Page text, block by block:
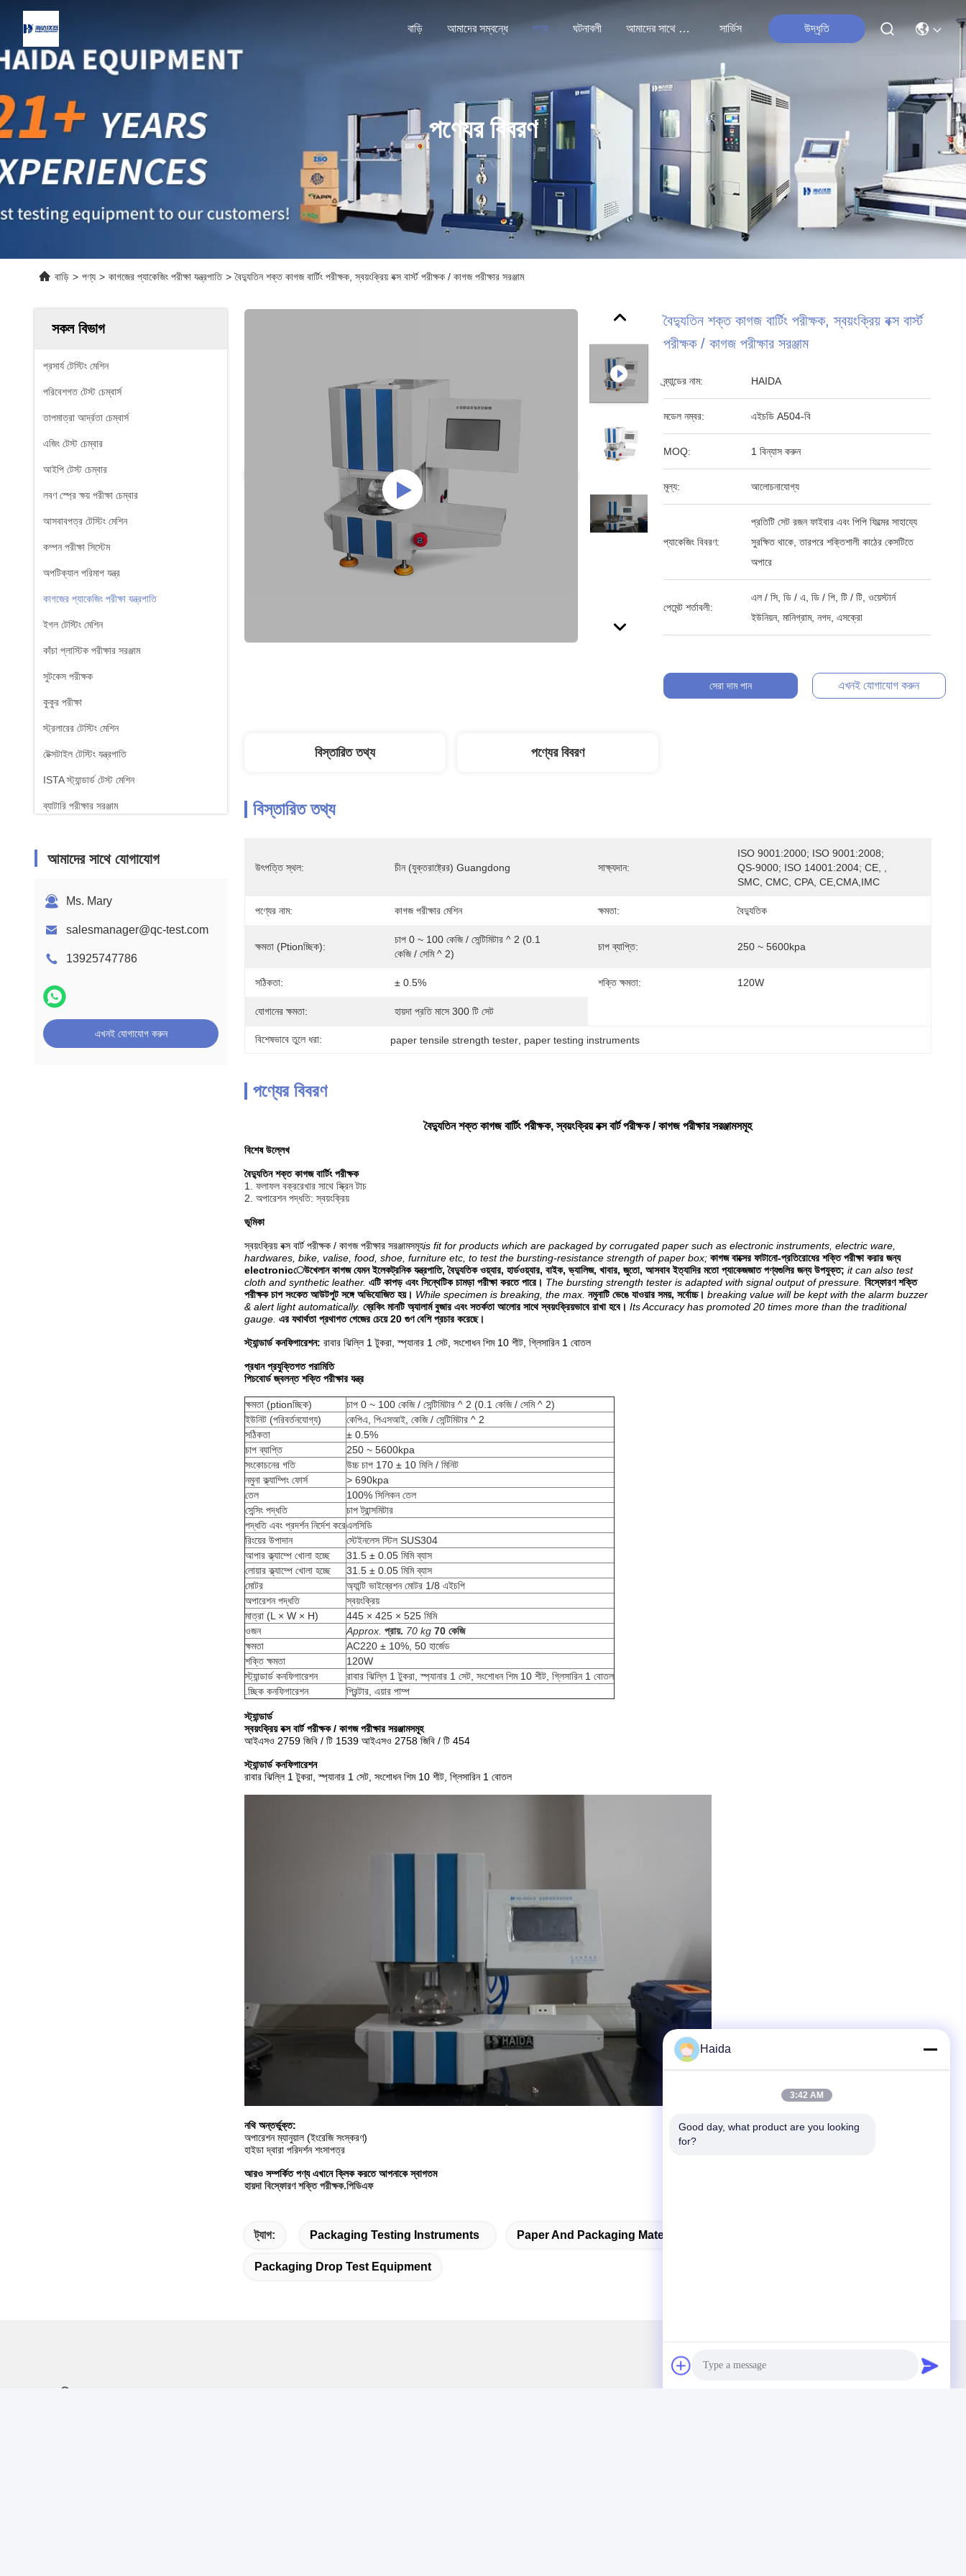
বাড়ি আমাদের সম্বন্ধে পণ্য ঘটনাবলী আমাদের সাথে যোগাযোগ সার্ভিস উদ্ধৃতি
পণ্যের বিবরণ
বাড়ি > পণ্য > কাগজের প্যাকেজিং পরীক্ষা যন্ত্রপাতি > বৈদ্যুতিন শক্ত কাগজ বার্টিং পরীক্ষক, স্বয়ংক্রিয় বক্স বার্স্ট পরীক্ষক / কাগজ পরীক্ষার সরঞ্জাম
সকল বিভাগ
প্রসার্য টেস্টিং মেশিন
পরিবেশগত টেস্ট চেম্বার্স
তাপমাত্রা আর্দ্রতা চেম্বার্স
এজিং টেস্ট চেম্বার
আইপি টেস্ট চেম্বার
লবণ স্প্রে ক্ষয় পরীক্ষা চেম্বার
আসবাবপত্র টেস্টিং মেশিন
কম্পন পরীক্ষা সিস্টেম
অপটিক্যাল পরিমাপ যন্ত্র
কাগজের প্যাকেজিং পরীক্ষা যন্ত্রপাতি
ইগল টেস্টিং মেশিন
কাঁচা প্লাস্টিক পরীক্ষার সরঞ্জাম
সুটকেস পরীক্ষক
কুকুর পরীক্ষা
স্ট্রলারের টেস্টিং মেশিন
টেক্সটাইল টেস্টিং যন্ত্রপাতি
ISTA স্ট্যান্ডার্ড টেস্ট মেশিন
ব্যাটারি পরীক্ষার সরঞ্জাম
জ্বলনযোগ্যতা পরীক্ষার সরঞ্জাম
আমাদের সাথে যোগাযোগ
Ms. Mary
salesmanager@qc-test.com
13925747786
এখনই যোগাযোগ করুন
বৈদ্যুতিন শক্ত কাগজ বার্টিং পরীক্ষক, স্বয়ংক্রিয় বক্স বার্স্ট
পরীক্ষক / কাগজ পরীক্ষার সরঞ্জাম
ব্র্যান্ডের নাম: HAIDA
মডেল নম্বর: এইচডি A504-বি
MOQ: 1 বিন্যাস করুন
মূল্য: আলোচনাযোগ্য
প্যাকেজিং বিবরণ:
প্রতিটি সেট রজন ফাইবার এবং পিপি ফিল্মের সাহায্যে
সুরক্ষিত থাকে, তারপরে শক্তিশালী কাঠের কেসটিতে
অপারে
পেমেন্ট শর্তাবলী:
এল / সি, ডি / এ, ডি / পি, টি / টি, ওয়েস্টার্ন
ইউনিয়ন, মানিগ্রাম, নগদ, এসক্রো
সেরা দাম পান এখনই যোগাযোগ করুন
বিস্তারিত তথ্য পণ্যের বিবরণ
বিস্তারিত তথ্য
উৎপত্তি স্থল: চীন (যুক্তরাষ্ট্রের) Guangdong সাক্ষ্যদান:
ISO 9001:2000; ISO 9001:2008;
QS-9000; ISO 14001:2004; CE, ,
SMC, CMC, CPA, CE,CMA,IMC
পণ্যের নাম: কাগজ পরীক্ষার মেশিন ক্ষমতা: বৈদ্যুতিক
ক্ষমতা (ptionচ্ছিক):
চাপ 0 ~ 100 কেজি / সেন্টিমিটার ^ 2 (0.1
কেজি / সেমি ^ 2)
চাপ ব্যাপ্তি: 250 ~ 5600kpa
সঠিকতা: ± 0.5% শক্তি ক্ষমতা: 120W
যোগানের ক্ষমতা: হায়দা প্রতি মাসে 300 টি সেট
বিশেষভাবে তুলে ধরা: paper tensile strength tester paper testing instruments
পণ্যের বিবরণ
বৈদ্যুতিন শক্ত কাগজ বার্টিং পরীক্ষক, স্বয়ংক্রিয় বক্স বার্ট পরীক্ষক / কাগজ পরীক্ষার সরঞ্জামসমূহ
বিশেষ উল্লেখ
বৈদ্যুতিন শক্ত কাগজ বার্টিং পরীক্ষক
1. ফলাফল বক্ররেখার সাথে স্ক্রিন টাচ
2. অপারেশন পদ্ধতি: স্বয়ংক্রিয়
ভূমিকা
স্বয়ংক্রিয় বক্স বার্ট পরীক্ষক / কাগজ পরীক্ষার সরঞ্জামসমূহis fit for products which are packaged by corrugated paper such as electronic instruments, electric ware,
hardwares, bike, valise, food, shoe, furniture etc, to test the bursting-resistance strength of paper box; কাগজ বাক্সের ফাটানো-প্রতিরোধের শক্তি পরীক্ষা করার জন্য
electronicেউখেলান কাগজ যেমন ইলেকট্রনিক যন্ত্রপাতি, বৈদ্যুতিক ওয়্যার, হার্ডওয়্যার, বাইক, ভ্যালিজ, খাবার, জুতো, আসবাব ইত্যাদির মতো প্যাকেজজাত পণ্যগুলির জন্য উপযুক্ত; it can also test
cloth and synthetic leather. এটি কাপড় এবং সিন্থেটিক চামড়া পরীক্ষা করতে পারে। The bursting strength tester is adapted with signal output of pressure. বিস্ফোরণ শক্তি
পরীক্ষক চাপ সংকেত আউটপুট সঙ্গে অভিযোজিত হয়। While specimen is breaking, the max. নমুনাটি ভেঙে যাওয়ার সময়, সর্বোচ্চ। breaking value will be kept with the alarm buzzer
& alert light automatically. ব্রেকিং মানটি অ্যালার্ম বুজার এবং সতর্কতা আলোর সাথে স্বয়ংক্রিয়ভাবে রাখা হবে। Its Accuracy has promoted 20 times more than the traditional
gauge. এর যথার্থতা প্রথাগত গেজের চেয়ে 20 গুণ বেশি প্রচার করেছে।
স্ট্যান্ডার্ড কনফিগারেশন: রাবার ঝিল্লি 1 টুকরা, স্প্যানার 1 সেট, সংশোধন শিম 10 শীট, গ্লিসারিন 1 বোতল
প্রধান প্রযুক্তিগত পরামিতি
পিচবোর্ড জ্বলন্ত শক্তি পরীক্ষার যন্ত্র
ক্ষমতা (ptionচ্ছিক)
চাপ 0 ~ 100 কেজি / সেন্টিমিটার ^ 2 (0.1 কেজি / সেমি ^ 2)
ইউনিট (পরিবর্তনযোগ্য)
কেপিএ, পিএসআই, কেজি / সেন্টিমিটার ^ 2
সঠিকতা
± 0.5%
চাপ ব্যাপ্তি
250 ~ 5600kpa
সংকোচনের গতি
উচ্চ চাপ 170 ± 10 মিলি / মিনিট
নমুনা ক্ল্যাম্পিং ফোর্স
> 690kpa
তেল
100% সিলিকন তেল
সেন্সিং পদ্ধতি
চাপ ট্রান্সমিটার
পদ্ধতি এবং প্রদর্শন নির্দেশ করেএলসিডি
রিংয়ের উপাদান
স্টেইনলেস স্টিল SUS304
আপার ক্ল্যাম্পে খোলা হচ্ছে
31.5 ± 0.05 মিমি ব্যাস
লোয়ার ক্ল্যাম্পে খোলা হচ্ছে
31.5 ± 0.05 মিমি ব্যাস
মোটর
অ্যান্টি ভাইব্রেশন মোটর 1/8 এইচপি
অপারেশন পদ্ধতি
স্বয়ংক্রিয়
মাত্রা (L × W × H)
445 × 425 × 525 মিমি
ওজন
Approx. প্রায়. 70 kg 70 কেজি
ক্ষমতা
AC220 ± 10%, 50 হার্জেড
শক্তি ক্ষমতা
120W
স্ট্যান্ডার্ড কনফিগারেশন
রাবার ঝিল্লি 1 টুকরা, স্প্যানার 1 সেট, সংশোধন শিম 10 শীট, গ্লিসারিন 1 বোতল
.চ্ছিক কনফিগারেশন
প্রিন্টার, এয়ার পাম্প
স্ট্যান্ডার্ড
স্বয়ংক্রিয় বক্স বার্ট পরীক্ষক / কাগজ পরীক্ষার সরঞ্জামসমূহ
আইএসও 2759 জিবি / টি 1539 আইএসও 2758 জিবি / টি 454
স্ট্যান্ডার্ড কনফিগারেশন
রাবার ঝিল্লি 1 টুকরা, স্প্যানার 1 সেট, সংশোধন শিম 10 শীট, গ্লিসারিন 1 বোতল
নথি অন্তর্ভুক্ত:
অপারেশন ম্যানুয়াল (ইংরেজি সংস্করণ)
হাইডা দ্বারা পরিদর্শন শংসাপত্র
আরও সম্পর্কিত পণ্য এখানে ক্লিক করতে আপনাকে স্বাগতম
হায়দা বিস্ফোরণ শক্তি পরীক্ষক.পিডিএফ
ট্যাগ: Packaging Testing Instruments Paper And Packaging Material Testing Instruments
Packaging Drop Test Equipment
দ্রুত লিঙ্ক আমাদের নিউজলেটার
Haida
3:42 AM
Good day, what product are you looking
for?